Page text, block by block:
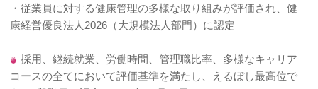
・従業員に対する健康管理の多様な取り組みが評価され、健
康経営優良法⼈2026（⼤規模法⼈部⾨）に認定
採用、継続就業、労働時間、管理職比率、多様なキャリア
コースの全てにおいて評価基準を満たし、えるぼし最高位で